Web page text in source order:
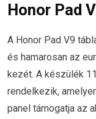
Honor Pad
A Honor Pad V9
és hamarosan az
kezét. A készülék
rendelkezik,
panel támogatja az